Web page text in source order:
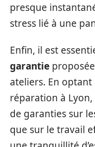
presque
stress lié à une
Enfin, il est
garantie
ateliers. En
réparation à
de garanties sur
que sur le travail